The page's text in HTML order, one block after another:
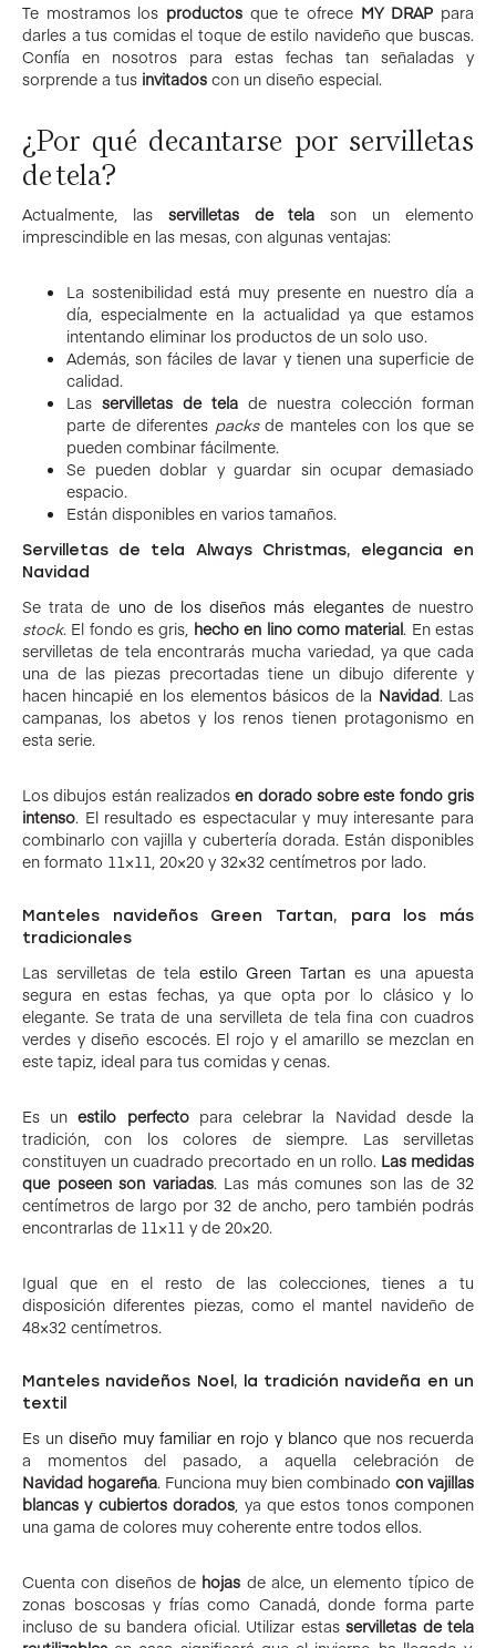
Te mostramos los productos que te ofrece MY DRAP para
darles a tus comidas el toque de estilo navideño que buscas.
Confía en nosotros para estas fechas tan señaladas y
sorprende a tus invitados con un diseño especial.​
¿Por qué decantarse por servilletas
de tela?
Actualmente, las servilletas de tela son un elemento
imprescindible en las mesas, con algunas ventajas:
La sostenibilidad está muy presente en nuestro día a
día, especialmente en la actualidad ya que estamos
intentando eliminar los productos de un solo uso.
Además, son fáciles de lavar y tienen una superficie de
calidad.
Las servilletas de tela de nuestra colección forman
parte de diferentes packsde manteles con los que se
pueden combinar fácilmente.
Se pueden doblar y guardar sin ocupar demasiado
espacio.
Están disponibles en varios tamaños.
Servilletas de tela Always Christmas, elegancia en
Navidad
Se trata de uno de los diseños más elegantesde nuestro
stock. El fondo es gris, hecho en lino como material. En estas
servilletas de tela encontrarás mucha variedad, ya que cada
una de las piezas precortadas tiene un dibujo diferente y
hacen hincapié en los elementos básicos de la Navidad. Las
campanas, los abetos y los renos tienen protagonismo en
esta serie.
Los dibujos están realizadosen dorado sobre este fondo gris
intenso. El resultado es espectacular y muy interesante para
combinarlo con vajilla y cubertería dorada. Están disponibles
en formato 11×11, 20×20 y 32×32 centímetros por lado.
Manteles navideños Green Tartan, para los más
tradicionales
Las servilletas de tela estilo Green Tartan es una apuesta
segura en estas fechas, ya que opta por lo clásico y lo
elegante. Se trata de una servilleta de tela fina con cuadros
verdes y diseño escocés. El rojo y el amarillo se mezclan en
este tapiz, ideal para tus comidas y cenas.
Es unestilo perfectopara celebrar la Navidad desde la
tradición, con los colores de siempre. Las servilletas
constituyen un cuadrado precortado en un rollo. Las medidas
que poseen son variadas. Las más comunes son las de 32
centímetros de largo por 32 de ancho, pero también podrás
encontrarlas de 11×11 y de 20×20.
Igual que en el resto de las colecciones, tienes a tu
disposición diferentes piezas, como el mantel navideño de
48×32 centímetros.
Manteles navideños Noel, la tradición navideña en un
textil
Es un diseño muy familiar en rojo y blanco que nos recuerda
a momentos del pasado, a aquella celebración de
Navidad hogareña. Funciona muy bien combinado con vajillas
blancas y cubiertos dorados, ya que estos tonos componen
una gama de colores muy coherente entre todos ellos.
Cuenta con diseños de hojas de alce, un elemento típico de
zonas boscosas y frías como Canadá, donde forma parte
incluso de su bandera oficial. Utilizar estasservilletas de tela